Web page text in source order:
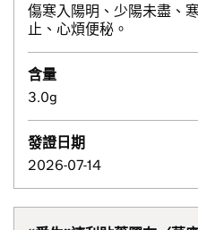
傷寒入陽明、少陽未盡、
止、心煩便秘。
含量
3.0g
發證日期
2026-07-14